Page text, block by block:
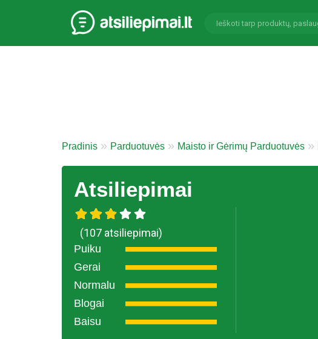
Pradinis Parduotuvės Maisto ir Gėrimų Parduotuvės
Atsiliepimai
(107 atsiliepimai)
Puiku
Gerai
Normalu
Blogai
Baisu